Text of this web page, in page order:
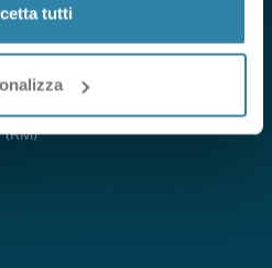
tutti
dalle banche dati ufficiali.
professionisti, aziende e privati.